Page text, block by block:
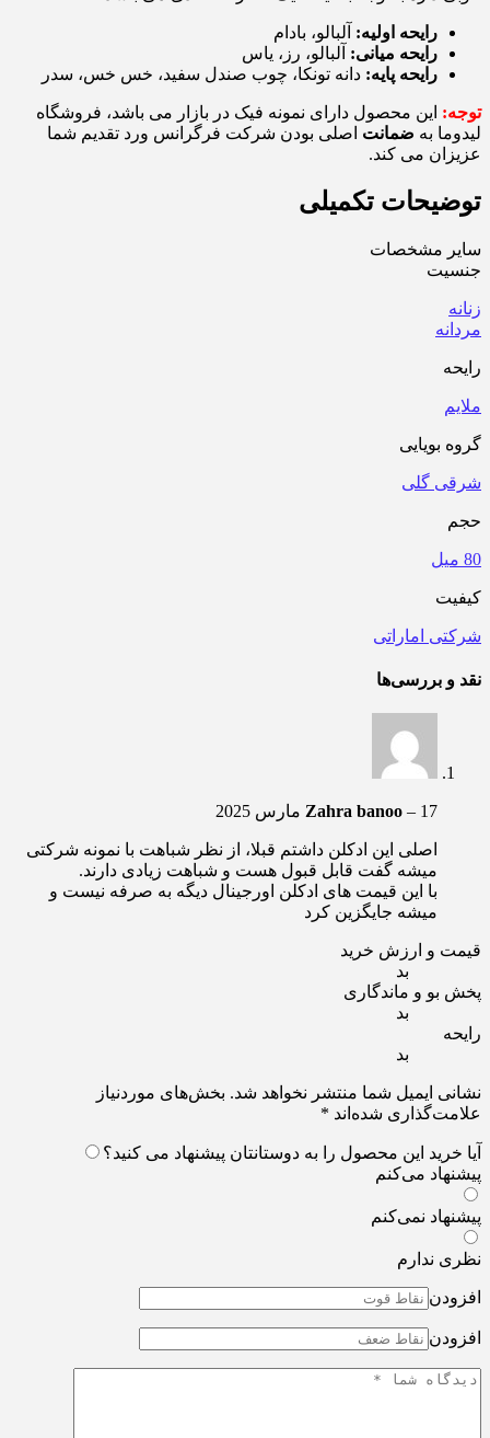
رایحه اولیه: آلبالو، بادام
رایحه میانی: آلبالو، رز، یاس
رایحه پایه: دانه تونکا، چوب صندل سفید، خس خس، سدر
توجه: این محصول دارای نمونه فیک در بازار می باشد، فروشگاه
لیدوما به ضمانت اصلی بودن شرکت فرگرانس ورد تقدیم شما
عزیزان می کند.
توضیحات تکمیلی
سایر مشخصات
جنسیت
زنانه
مردانه
رایحه
ملایم
گروه بویایی
شرقی گلی
حجم
80 میل
کیفیت
شرکتی اماراتی
نقد و بررسی‌ها
Zahra banoo – 17 مارس 2025
اصلی این ادکلن داشتم قبلا، از نظر شباهت با نمونه شرکتی
میشه گفت قابل قبول هست و شباهت زیادی دارند.
با این قیمت های ادکلن اورجینال دیگه به صرفه نیست و
میشه جایگزین کرد
قیمت و ارزش خرید
بد
پخش بو و ماندگاری
بد
رایحه
بد
نشانی ایمیل شما منتشر نخواهد شد. بخش‌های موردنیاز
علامت‌گذاری شده‌اند *
آیا خرید این محصول را به دوستانتان پیشنهاد می کنید؟
پیشنهاد می‌کنم
پیشنهاد نمی‌کنم
نظری ندارم
افزودن
افزودن